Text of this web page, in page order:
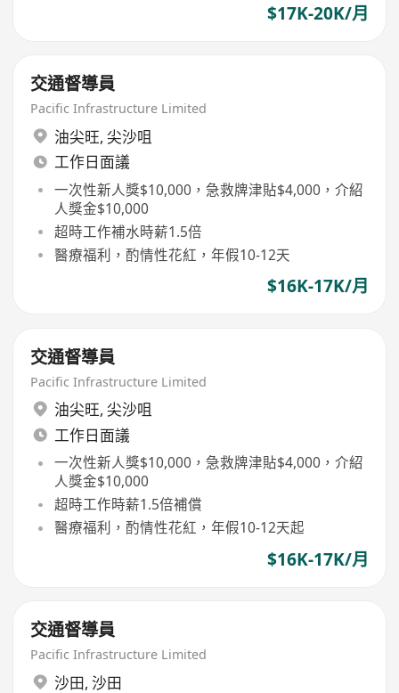
$17K-20K/月
交通督導員
Pacific Infrastructure Limited
油尖旺, 尖沙咀
工作日面議
一次性新人獎$10,000，急救牌津貼$4,000，介紹
人獎金$10,000
超時工作補水時薪1.5倍
醫療福利，酌情性花紅，年假10-12天
$16K-17K/月
交通督導員
Pacific Infrastructure Limited
油尖旺, 尖沙咀
工作日面議
一次性新人獎$10,000，急救牌津貼$4,000，介紹
人獎金$10,000
超時工作時薪1.5倍補償
醫療福利，酌情性花紅，年假10-12天起
$16K-17K/月
交通督導員
Pacific Infrastructure Limited
沙田, 沙田